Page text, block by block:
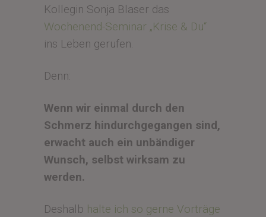
Kollegin Sonja Blaser das
Wochenend-Seminar „Krise & Du“
ins Leben gerufen.
Denn:
Wenn wir einmal durch den
Schmerz hindurchgegangen sind,
erwacht auch ein unbändiger
Wunsch, selbst wirksam zu
werden.
Deshalb halte ich so gerne Vorträge